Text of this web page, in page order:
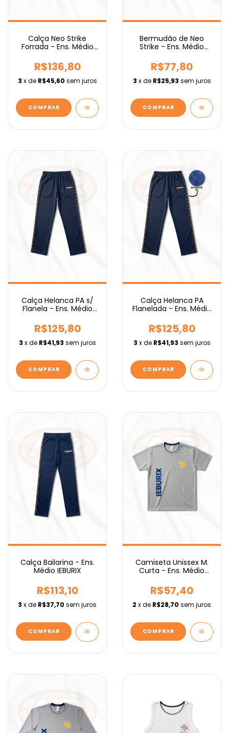
Calça Neo Strike
Forrada - Ens. Médio
R$136,80
3 x de R$45,60 sem juros
COMPRAR
Bermudão de Neo
Strike - Ens. Médio
R$77,80
3 x de R$25,93 sem juros
COMPRAR
Calça Helanca PA s/
Flanela - Ens. Médio
R$125,80
3 x de R$41,93 sem juros
COMPRAR
Calça Helanca PA
Flanelada - Ens. Médio
R$125,80
3 x de R$41,93 sem juros
COMPRAR
Calça Bailarina - Ens.
Médio IEBURIX
R$113,10
3 x de R$37,70 sem juros
COMPRAR
Camiseta Unissex M.
Curta - Ens. Médio
R$57,40
2 x de R$28,70 sem juros
COMPRAR